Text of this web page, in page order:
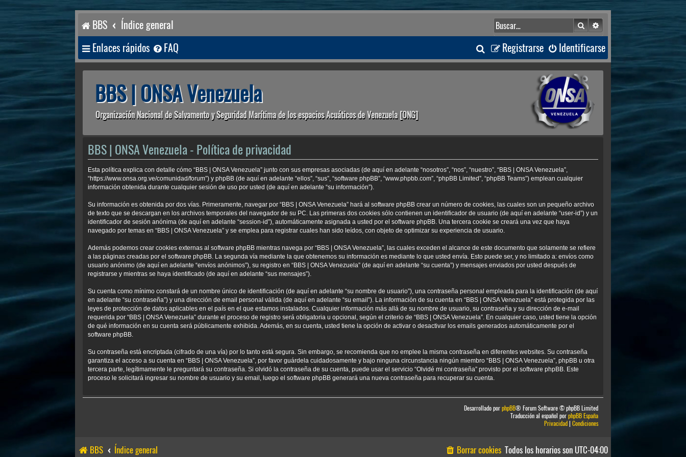
BBS Índice general BuscarBúsqueda avanzada
Enlaces rápidos FAQ Identificarse
Registrarse
B
u
a
r
BBS | ONSA Venezuela
Organización Nacional de Salvamento y Seguridad Marítima de los espacios Acuáticos de Venezuela [ONG]
BBS | ONSA Venezuela - Política de privacidad
Esta política explica con detalle cómo “BBS | ONSA Venezuela” junto con sus empresas asociadas (de aquí en adelante “nosotros”, “nos”, “nuestro”, “BBS | ONSA Venezuela”,
“https://www.onsa.org.ve/comunidad/forum”) y phpBB (de aquí en adelante “ellos”, “sus”, “software phpBB”, “www.phpbb.com”, “phpBB Limited”, “phpBB Teams”) emplean cualquier
información obtenida durante cualquier sesión de uso por usted (de aquí en adelante “su información”).
Su información es obtenida por dos vías. Primeramente, navegar por “BBS | ONSA Venezuela” hará al software phpBB crear un número de cookies, las cuales son un pequeño archivo
de texto que se descargan en los archivos temporales del navegador de su PC. Las primeras dos cookies sólo contienen un identificador de usuario (de aquí en adelante “user-id”) y un
identificador de sesión anónima (de aquí en adelante “session-id”), automáticamente asignada a usted por el software phpBB. Una tercera cookie se creará una vez que haya
navegado por temas en “BBS | ONSA Venezuela” y se emplea para registrar cuales han sido leídos, con objeto de optimizar su experiencia de usuario.
Además podemos crear cookies externas al software phpBB mientras navega por “BBS | ONSA Venezuela”, las cuales exceden el alcance de este documento que solamente se refiere
a las páginas creadas por el software phpBB. La segunda vía mediante la que obtenemos su información es mediante lo que usted envía. Esto puede ser, y no limitado a: envíos como
usuario anónimo (de aquí en adelante “envíos anónimos”), su registro en “BBS | ONSA Venezuela” (de aquí en adelante “su cuenta”) y mensajes enviados por usted después de
registrarse y mientras se haya identificado (de aquí en adelante “sus mensajes”).
Su cuenta como mínimo constará de un nombre único de identificación (de aquí en adelante “su nombre de usuario”), una contraseña personal empleada para la identificación (de aquí
en adelante “su contraseña”) y una dirección de email personal válida (de aquí en adelante “su email”). La información de su cuenta en “BBS | ONSA Venezuela” está protegida por las
leyes de protección de datos aplicables en el país en el que estamos instalados. Cualquier información más allá de su nombre de usuario, su contraseña y su dirección de e-mail
requerida por “BBS | ONSA Venezuela” durante el proceso de registro será obligatoria u opcional, según el criterio de “BBS | ONSA Venezuela”. En cualquier caso, usted tiene la opción
de qué información en su cuenta será públicamente exhibida. Además, en su cuenta, usted tiene la opción de activar o desactivar los emails generados automáticamente por el
software phpBB.
Su contraseña está encriptada (cifrado de una vía) por lo tanto está segura. Sin embargo, se recomienda que no emplee la misma contraseña en diferentes websites. Su contraseña
garantiza el acceso a su cuenta en “BBS | ONSA Venezuela”, por favor guárdela cuidadosamente y bajo ninguna circunstancia ningún miembro “BBS | ONSA Venezuela”, phpBB u otra
tercera parte, legítimamente le preguntará su contraseña. Si olvidó la contraseña de su cuenta, puede usar el servicio “Olvidé mi contraseña” provisto por el software phpBB. Este
proceso le solicitará ingresar su nombre de usuario y su email, luego el software phpBB generará una nueva contraseña para recuperar su cuenta.
Desarrollado porphpBB® Forum Software © phpBB Limited
Traducción al español porphpBB España
Privacidad| Condiciones
BBS Índice general Todos los horarios son UTC-04:00
Borrar cookies